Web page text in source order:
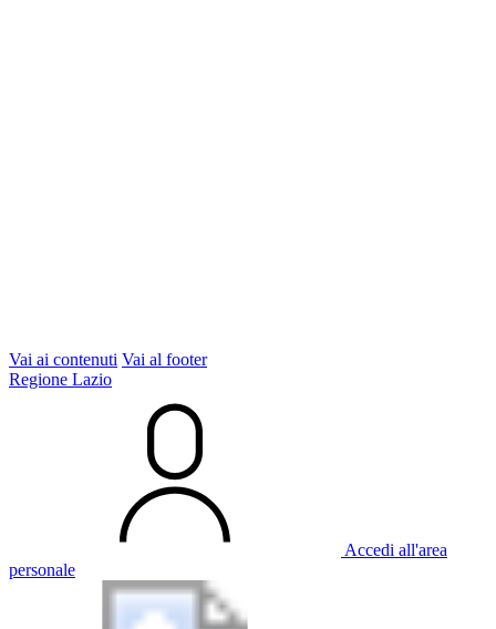
Vai ai contenuti Vai al footer
Regione Lazio
Accedi all'area
personale